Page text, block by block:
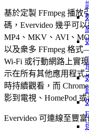
基於定製 FFmpeg 播放
碼，Evervideo 幾乎可
MP4、MKV、AVI、
以及衆多 FFmpeg 格
Wi-Fi 或行動網路上實
示在所有其他應用程式
時持續觀看，而
影到電視、HomePod 或
Evervideo 可連線至豐